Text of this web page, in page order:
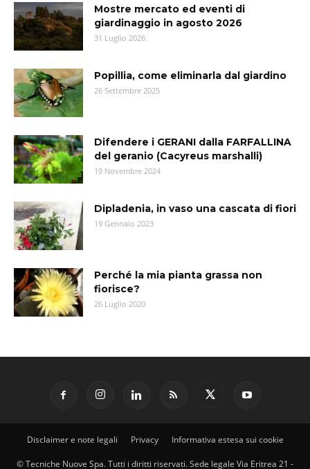
Mostre mercato ed eventi di
giardinaggio in agosto 2026
31 Luglio 2026
Popillia, come eliminarla dal giardino
26 Settembre 2025
Difendere i GERANI dalla FARFALLINA
del geranio (Cacyreus marshalli)
19 Novembre 2024
Dipladenia, in vaso una cascata di fiori
19 Gennaio 2023
Perché la mia pianta grassa non
fiorisce?
26 Luglio 2020
Disclaimer e note legali Privacy Informativa estesa sui cookie
© Tecniche Nuove Spa. Tutti i diritti riservati. Sede legale Via Eritrea 21 -